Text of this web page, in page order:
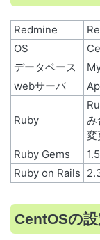
Redmine
OS
データベース
webサーバ
Ruby
み
変
Ruby Gems
Ruby on Rails
CentOSの設